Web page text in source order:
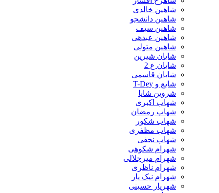
شاهین خالدی
شاهین دانشجو
شاهین سیف
شاهین عبدهی
شاهین متولی
شایان شیرین
شایان ع 2
شایان قاسمی
شایع و T-Dey
شروین شایا
شهاب اکبری
شهاب رمضان
شهاب شکور
شهاب مظفری
شهاب نجفی
شهرام شکوهی
شهرام میرجلالی
شهرام ناظری
شهرام نیک یار
شهریار حسینی